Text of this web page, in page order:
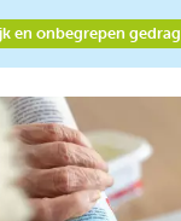
en onbegrepen gedrag